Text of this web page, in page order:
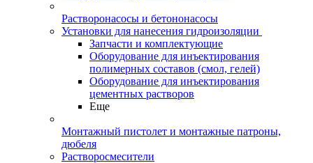
Растворонасосы и бетононасосы
Установки для нанесения гидроизоляции
Запчасти и комплектующие
Оборудование для инъектирования
полимерных составов (смол, гелей)
Оборудование для инъектирования
цементных растворов
Еще
Монтажный пистолет и монтажные патроны,
дюбеля
Растворосмесители